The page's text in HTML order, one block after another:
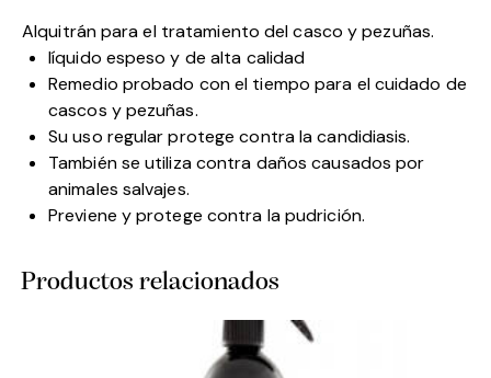
Alquitrán para el tratamiento del casco y pezuñas.
líquido espeso y de alta calidad
Remedio probado con el tiempo para el cuidado de
cascos y pezuñas.
Su uso regular protege contra la candidiasis.
También se utiliza contra daños causados ​​por
animales salvajes.
Previene y protege contra la pudrición.
Productos relacionados